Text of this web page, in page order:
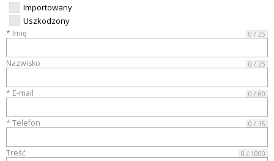
Importowany
Uszkodzony
* Imię 0 / 25
Nazwisko 0 / 25
* E-mail 0 / 60
* Telefon 0 / 15
Treść 0 / 1000